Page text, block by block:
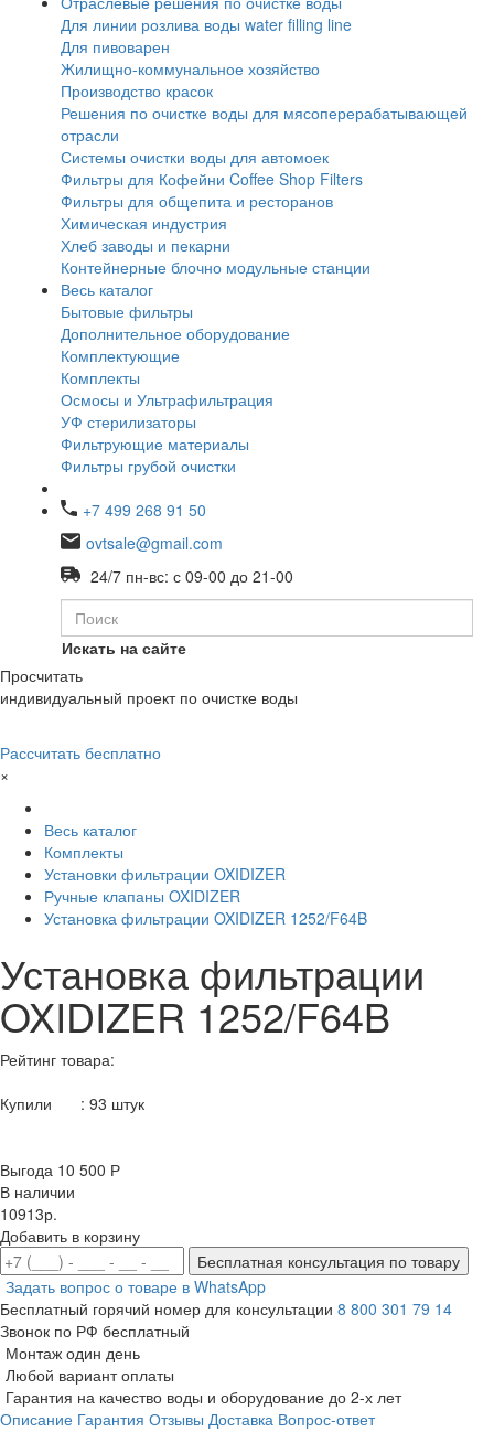
Для линии розлива воды water filling line
Для пивоварен
Жилищно-коммунальное хозяйство
Производство красок
Решения по очистке воды для мясоперерабатывающей
отрасли
Системы очистки воды для автомоек
Фильтры для Кофейни Coffee Shop Filters
Фильтры для общепита и ресторанов
Химическая индустрия
Хлеб заводы и пекарни
Контейнерные блочно модульные станции
Весь каталог
Бытовые фильтры
Дополнительное оборудование
Комплектующие
Комплекты
Осмосы и Ультрафильтрация
УФ стерилизаторы
Фильтрующие материалы
Фильтры грубой очистки
+7 499 268 91 50
ovtsale@gmail.com
24/7 пн-вс: с 09-00 до 21-00
Искать на сайте
Просчитать
индивидуальный проект по очистке воды
Рассчитать бесплатно
×
Весь каталог
Комплекты
Установки фильтрации OXIDIZER
Ручные клапаны OXIDIZER
Установка фильтрации OXIDIZER 1252/F64B
Установка фильтрации
OXIDIZER 1252/F64B
Рейтинг товара:
Купили
: 93 штук
Выгода 10 500 Р
В наличии
10913р.
Добавить в корзину
Бесплатная консультация по товару
Задать вопрос о товаре в WhatsApp
Бесплатный горячий номер для консультации 8 800 301 79 14
Звонок по РФ бесплатный
Монтаж один день
Любой вариант оплаты
Гарантия на качество воды и оборудование до 2-х лет
Описание Гарантия Отзывы Доставка Вопрос-ответ